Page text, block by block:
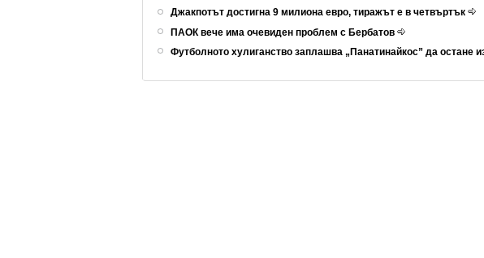
Джакпотът достигна 9 милиона евро, тиражът е в четвъртък
ПАОК вече има очевиден проблем с Бербатов
Футболното хулиганство заплашва „Панатинайкос” да остане